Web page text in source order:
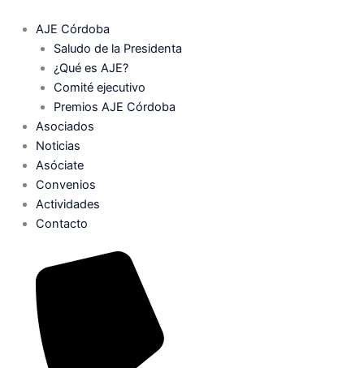
contenido
AJE Córdoba
Saludo de la Presidenta
¿Qué es AJE?
Comité ejecutivo
Premios AJE Córdoba
Asociados
Noticias
Asóciate
Convenios
Actividades
Contacto